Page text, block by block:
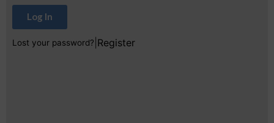
Log In
Lost your password? Register